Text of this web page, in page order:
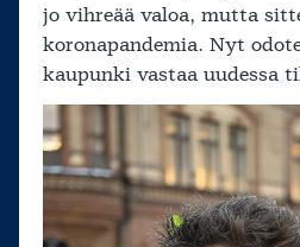
jo vihreää valoa, mutta
koronapandemia. Nyt
kaupunki vastaa uudessa